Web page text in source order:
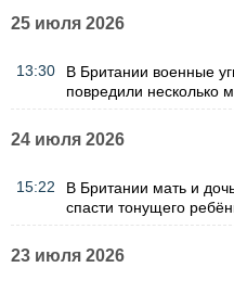
25 июля 2026
13:30
В Британии военные
повредили несколько
24 июля 2026
15:22
В Британии мать и
спасти тонущего
23 июля 2026